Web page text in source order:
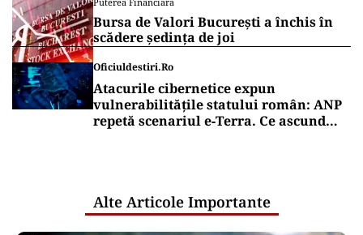
Bursa de Valori București a închis în
scădere ședința de joi
Oficiuldestiri.ro
Atacurile cibernetice expun
vulnerabilitățile statului român: ANP
repetă scenariul e‑Terra. Ce ascund
Alte Articole Importante